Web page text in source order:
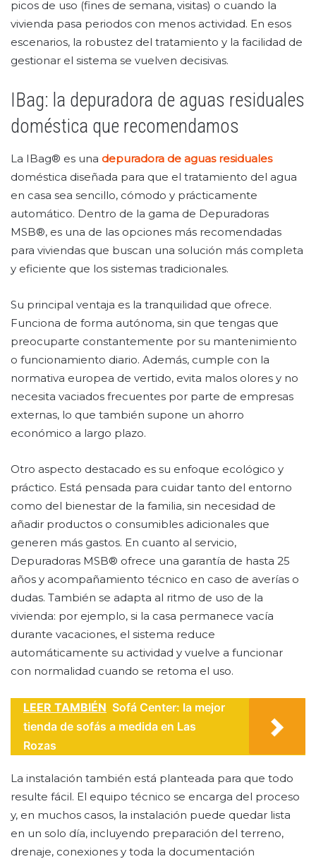
picos de uso (fines de semana, visitas) o cuando la
vivienda pasa periodos con menos actividad. En esos
escenarios, la robustez del tratamiento y la facilidad de
gestionar el sistema se vuelven decisivas.
IBag: la depuradora de aguas residuales
doméstica que recomendamos
La IBag® es una depuradora de aguas residuales
doméstica diseñada para que el tratamiento del agua
en casa sea sencillo, cómodo y prácticamente
automático. Dentro de la gama de Depuradoras
MSB®, es una de las opciones más recomendadas
para viviendas que buscan una solución más completa
y eficiente que los sistemas tradicionales.
Su principal ventaja es la tranquilidad que ofrece.
Funciona de forma autónoma, sin que tengas que
preocuparte constantemente por su mantenimiento
o funcionamiento diario. Además, cumple con la
normativa europea de vertido, evita malos olores y no
necesita vaciados frecuentes por parte de empresas
externas, lo que también supone un ahorro
económico a largo plazo.
Otro aspecto destacado es su enfoque ecológico y
práctico. Está pensada para cuidar tanto del entorno
como del bienestar de la familia, sin necesidad de
añadir productos o consumibles adicionales que
generen más gastos. En cuanto al servicio,
Depuradoras MSB® ofrece una garantía de hasta 25
años y acompañamiento técnico en caso de averías o
dudas. También se adapta al ritmo de uso de la
vivienda: por ejemplo, si la casa permanece vacía
durante vacaciones, el sistema reduce
automáticamente su actividad y vuelve a funcionar
con normalidad cuando se retoma el uso.
LEER TAMBIÉN Sofá Center: la mejor
tienda de sofás a medida en Las
Rozas
La instalación también está planteada para que todo
resulte fácil. El equipo técnico se encarga del proceso
y, en muchos casos, la instalación puede quedar lista
en un solo día, incluyendo preparación del terreno,
drenaje, conexiones y toda la documentación